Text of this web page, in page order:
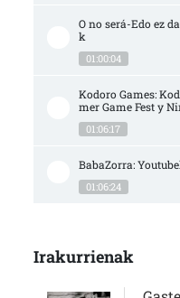
O no será-Edo ez
k
01:00:04
Kodoro Games:
mer Game Fest y
01:06:17
BabaZorra:
01:06:24
Irakurrienak